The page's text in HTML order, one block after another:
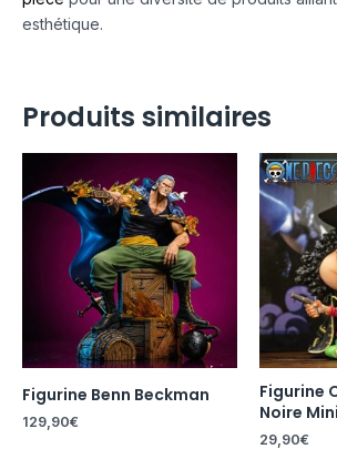
esthétique.
Produits similaires
Figurine Benn Beckman
129,90€
Figurine
Noire
29,90€